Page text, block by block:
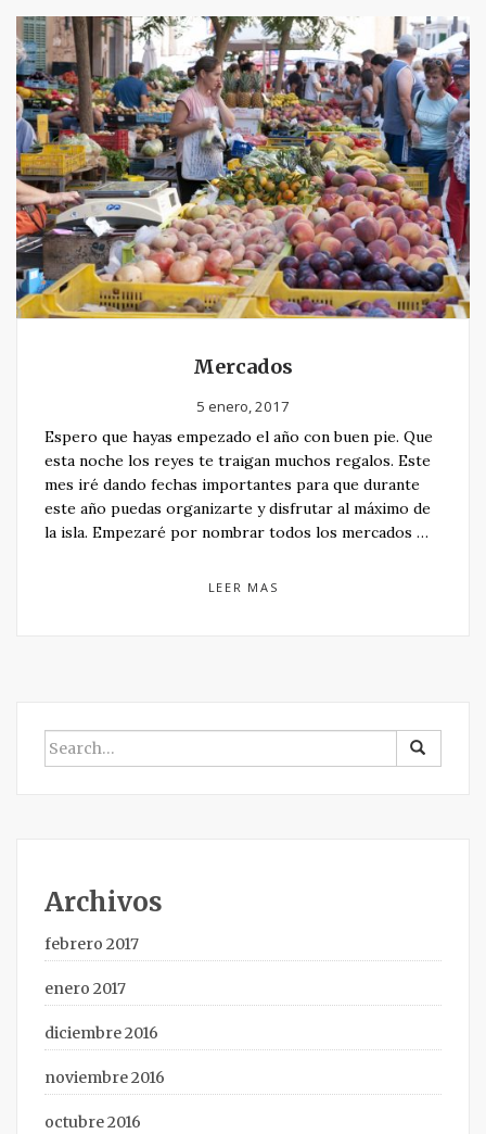
Mercados
5 enero, 2017
Espero que hayas empezado el año con buen pie. Que
esta noche los reyes te traigan muchos regalos. Este
mes iré dando fechas importantes para que durante
este año puedas organizarte y disfrutar al máximo de
la isla. Empezaré por nombrar todos los mercados …
LEER MAS
BUSCAR
POR:
Archivos
febrero 2017
enero 2017
diciembre 2016
noviembre 2016
octubre 2016